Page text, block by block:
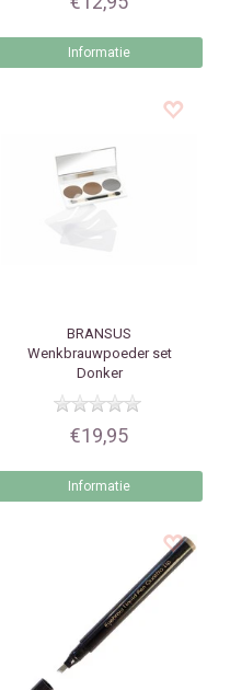
Informatie
BRANSUS
Wenkbrauwpoeder set
Donker
€19,95
Informatie